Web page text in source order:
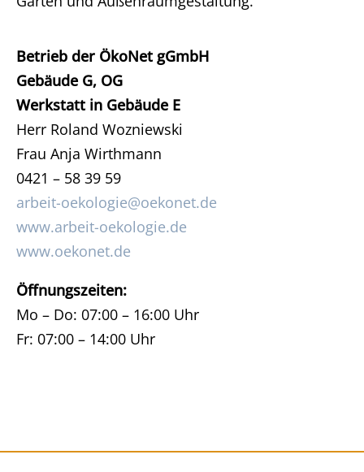
Betrieb der ÖkoNet gGmbH
Gebäude G, OG
Werkstatt in Gebäude E
Herr Roland Wozniewski
Frau Anja Wirthmann
0421 – 58 39 59
arbeit-oekologie@oekonet.de
www.arbeit-oekologie.de
www.oekonet.de
Öffnungszeiten:
Mo – Do: 07:00 – 16:00 Uhr
Fr: 07:00 – 14:00 Uhr